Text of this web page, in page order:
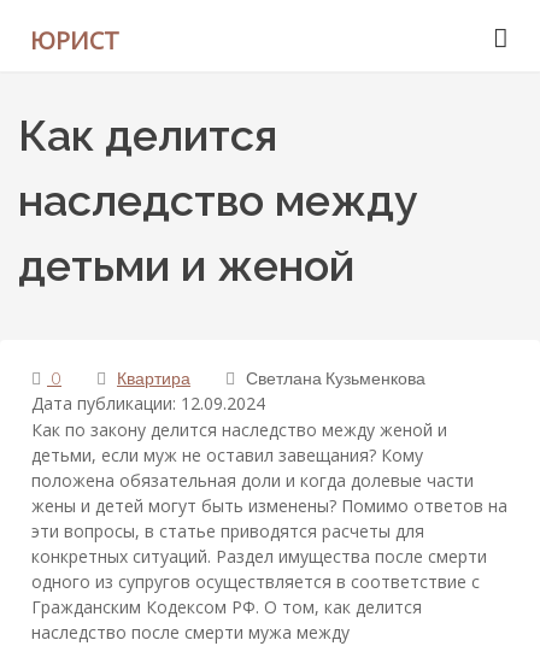
ЮРИСТ
Как делится
наследство между
детьми и женой
0 Квартира Светлана Кузьменкова
Дата публикации: 12.09.2024
Как по закону делится наследство между женой и
детьми, если муж не оставил завещания? Кому
положена обязательная доли и когда долевые части
жены и детей могут быть изменены? Помимо ответов на
эти вопросы, в статье приводятся расчеты для
конкретных ситуаций. Раздел имущества после смерти
одного из супругов осуществляется в соответствие с
Гражданским Кодексом РФ. О том, как делится
наследство после смерти мужа между